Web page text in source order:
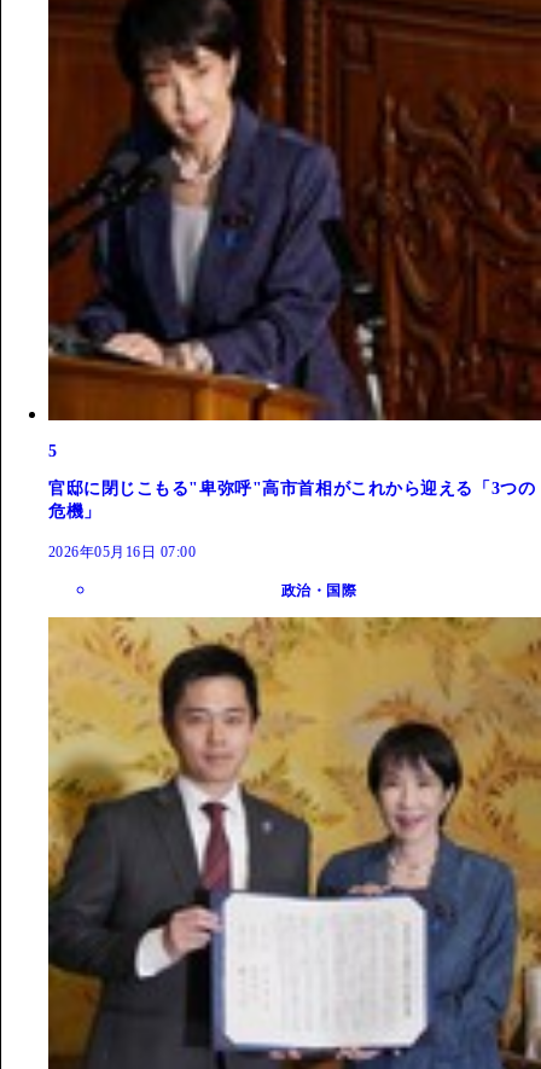
5
官邸に閉じこもる"卑弥呼"高市首相がこれから迎える「3つの
危機」
2026年05月16日 07:00
政治・国際